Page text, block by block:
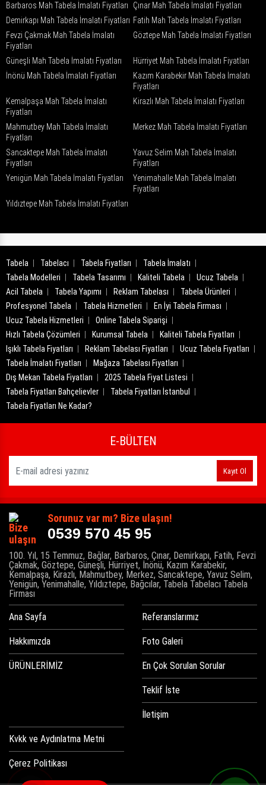
Barbaros Mah Tabela İmalatı Fiyatları
Çınar Mah Tabela İmalatı Fiyatları
Demirkapı Mah Tabela İmalatı Fiyatları Fatih Mah Tabela İmalatı Fiyatları
Fevzi Çakmak Mah Tabela İmalatı
Fiyatları
Göztepe Mah Tabela İmalatı Fiyatları
Güneşli Mah Tabela İmalatı Fiyatları
Hürriyet Mah Tabela İmalatı Fiyatları
İnönü Mah Tabela İmalatı Fiyatları
Kazım Karabekir Mah Tabela İmalatı
Fiyatları
Kemalpaşa Mah Tabela İmalatı
Fiyatları
Kirazlı Mah Tabela İmalatı Fiyatları
Mahmutbey Mah Tabela İmalatı
Fiyatları
Merkez Mah Tabela İmalatı Fiyatları
Sancaktepe Mah Tabela İmalatı
Fiyatları
Yavuz Selim Mah Tabela İmalatı
Fiyatları
Yenigün Mah Tabela İmalatı Fiyatları
Yenimahalle Mah Tabela İmalatı
Fiyatları
Yıldıztepe Mah Tabela İmalatı Fiyatları
Tabela Tabelacı Tabela Fiyatları
Tabela İmalatı
Tabela Modelleri
Tabela Tasarımı Kaliteli Tabela
Ucuz Tabela
Acil Tabela
Tabela Yapımı Reklam Tabelası
Tabela Ürünleri
Profesyonel Tabela
Tabela Hizmetleri
En İyi Tabela Firması
Ucuz Tabela Hizmetleri
Online Tabela Siparişi
Hızlı Tabela Çözümleri
Kurumsal Tabela
Kaliteli Tabela Fiyatları
Işıklı Tabela Fiyatları
Reklam Tabelası Fiyatları
Ucuz Tabela Fiyatları
Tabela İmalatı Fiyatları
Mağaza Tabelası Fiyatları
Dış Mekan Tabela Fiyatları
2025 Tabela Fiyat Listesi
Tabela Fiyatları Bahçelievler
Tabela Fiyatları İstanbul
Tabela Fiyatları Ne Kadar?
E-BÜLTEN
Kayıt Ol
Sorunuz var mı? Bize ulaşın!
0539 570 45 95
100. Yıl, 15 Temmuz, Bağlar, Barbaros, Çınar, Demirkapı, Fatih, Fevzi
Çakmak, Göztepe, Güneşli, Hürriyet, İnönü, Kazım Karabekir,
Kemalpaşa, Kirazlı, Mahmutbey, Merkez, Sancaktepe, Yavuz Selim,
Yenigün, Yenimahalle, Yıldıztepe, Bağcılar, Tabela Tabelacı Tabela
Firması
Ana Sayfa
Hakkımızda
ÜRÜNLERİMİZ
Referanslarımız
Foto Galeri
En Çok Sorulan Sorular
Teklif İste
İletişim
Kvkk ve Aydınlatma Metni
Çerez Politikası